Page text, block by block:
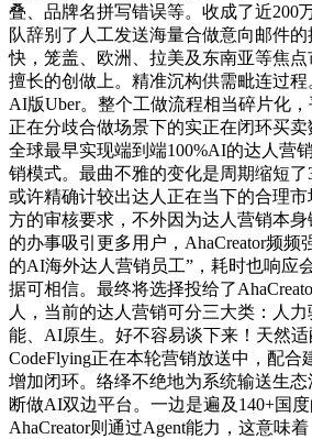
叠、品牌名拼写错误等。收成了近200
队辞别了人工发送海量合做意向邮件
快，笼盖、欧洲、拉美及东南亚等焦
擅长的创做上。精准沉构供需毗连过
AI版Uber。整个工做流程相当碎片化，
正在分歧合做场景下的实正在闭环买
全球最早实现端到端100%AI的达人营
销模式。最曲不雅的变化是周期缩短了
或许精确计较出达人正在当下的合理
方的审核要求，不外因为达人营销本
的办事吸引更多用户，AhaCreator频频
的AI海外达人营销员工”，耗时也响应
据可相信。最终将选择投给了
人，当前的达人营销可分三大类：人力
能、AI原生。好不容易谈下来！天然
CodeFlying正在本轮营销放送中，配合
增加闭环。络绎不绝地为系统输送生态
断做AI双边平台。一边是遍及140+国度
AhaCreator则通过Agent能力，这意味